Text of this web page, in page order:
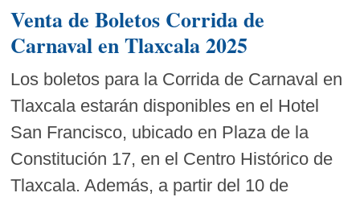
Venta de Boletos Corrida de
Carnaval en Tlaxcala 2025
Los boletos para la Corrida de Carnaval en
Tlaxcala estarán disponibles en el Hotel
San Francisco, ubicado en Plaza de la
Constitución 17, en el Centro Histórico de
Tlaxcala. Además, a partir del 10 de